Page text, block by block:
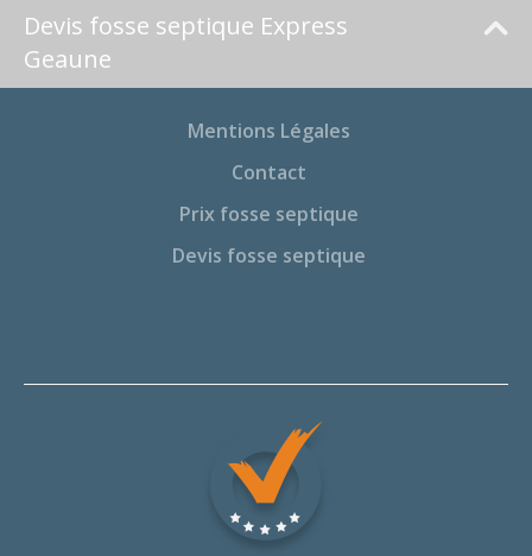
Devis fosse septique Express
Geaune
Mentions Légales
Contact
Prix fosse septique
Devis fosse septique